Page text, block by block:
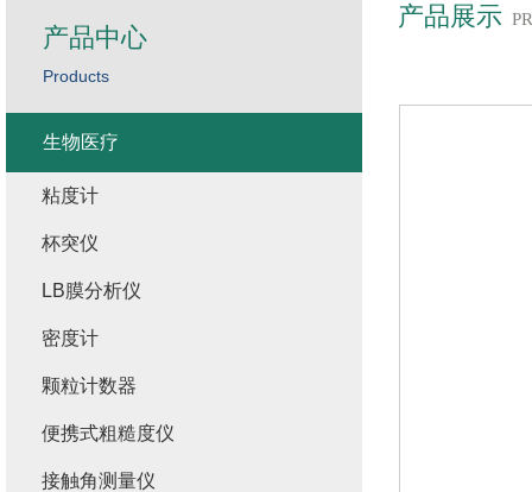
产品展示
产品中心
Products
生物医疗
粘度计
杯突仪
LB膜分析仪
密度计
颗粒计数器
便携式粗糙度仪
接触角测量仪